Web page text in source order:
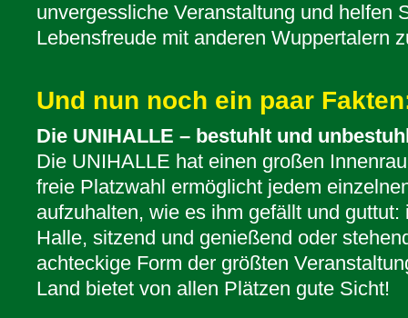
unvergessliche Veranstaltung und helfen
Lebensfreude mit anderen Wuppertalern
Und nun noch ein paar
Die UNIHALLE – bestuhlt und
Die UNIHALLE hat einen großen
freie Platzwahl ermöglicht jedem
aufzuhalten, wie es ihm gefällt und guttut:
Halle, sitzend und genießend oder
achteckige Form der größten
Land bietet von allen Plätzen gute Sicht!